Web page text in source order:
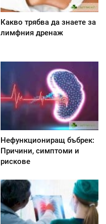
Какво трябва да знаете за
лимфния дренаж
Нефункциониращ бъбрек:
Причини, симптоми и
рискове